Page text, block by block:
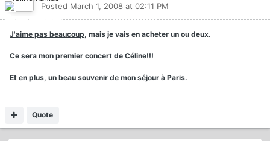
Posted March 1, 2008 at 02:11 PM
J'aime pas beaucoup, mais je vais en acheter un ou deux.
Ce sera mon premier concert de Céline!!!
Et en plus, un beau souvenir de mon séjour à Paris.
Quote